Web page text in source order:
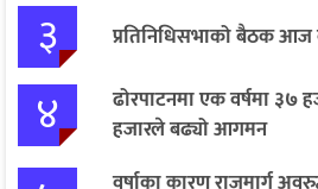
३ प्रतिनिधिसभाको बैठक आज
४
ढोरपाटनमा एक वर्षमा ३७
हजारले बढ्यो आगमन